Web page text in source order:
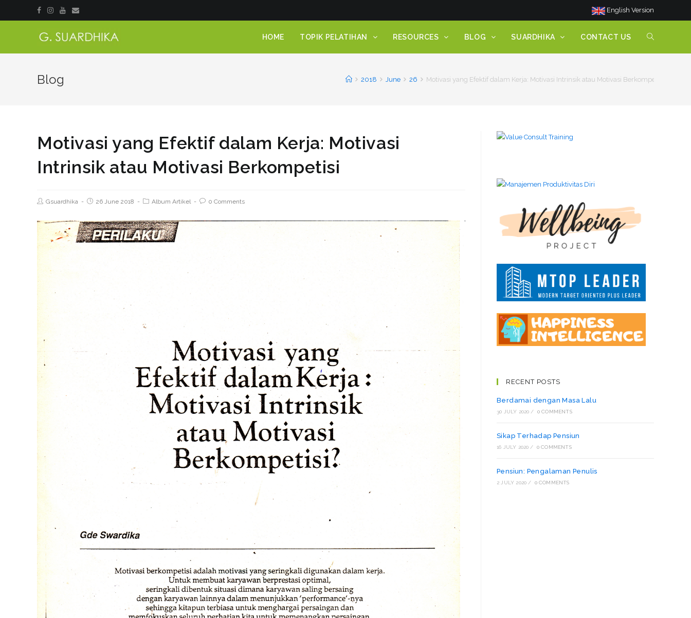
English Version
HOME TOPIK PELATIHAN RESOURCES BLOG SUARDHIKA CONTACT US
Blog 2018 June 26 Motivasi yang Efektif dalam Kerja: Motivasi Intrinsik atau Motivasi Berkompetisi
Motivasi yang Efektif dalam Kerja: Motivasi
Intrinsik atau Motivasi Berkompetisi
Gsuardhika 26 June 2018 Album Artikel 0 Comments
RECENT POSTS
Berdamai dengan Masa Lalu
30 JULY 2020 / 0 COMMENTS
Sikap Terhadap Pensiun
16 JULY 2020 / 0 COMMENTS
Pensiun: Pengalaman Penulis
2 JULY 2020 / 0 COMMENTS